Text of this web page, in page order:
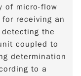
of micro-flow
receiving an
the
coupled to
determination
to a